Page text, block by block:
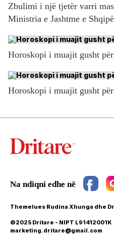
Zbulimi i një tjetër varri
Ministria e Jashtme e
Horoskopi i muajit gusht
Horoskopi i muajit gusht
Themelues Rudina Xhunga dhe
©2025 Dritare - NIPT L91412001K
marketing.dritare@gmail.com